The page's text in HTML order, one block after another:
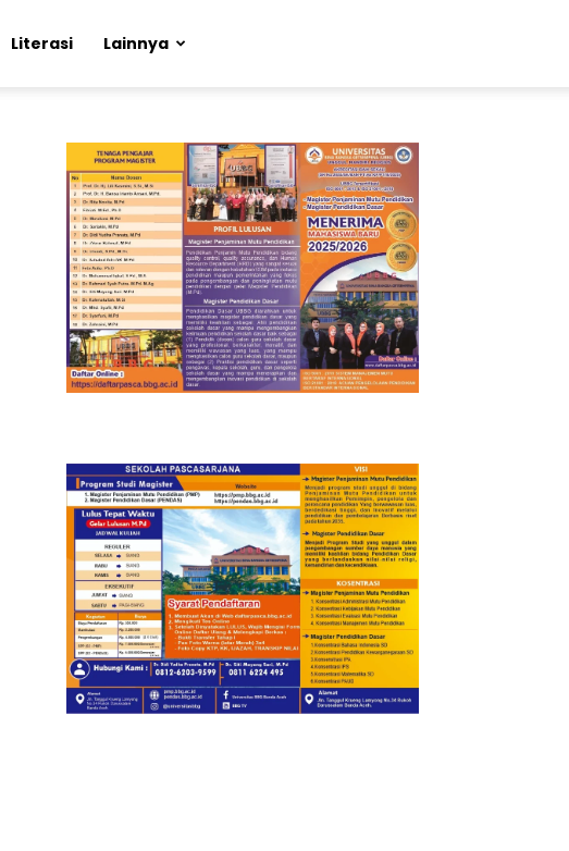
Literasi Lainnya